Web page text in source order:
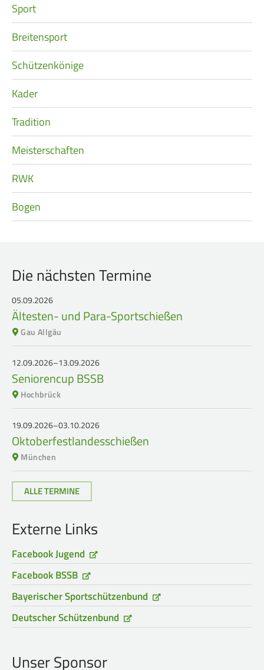
Sport
Breitensport
Schützenkönige
Kader
Tradition
Meisterschaften
RWK
Bogen
Die nächsten Termine
05.09.2026
Ältesten- und Para-Sportschießen
Gau Allgäu
12.09.2026–13.09.2026
Seniorencup BSSB
Hochbrück
19.09.2026–03.10.2026
Oktoberfestlandesschießen
München
ALLE TERMINE
Externe Links
Facebook Jugend
Facebook BSSB
Bayerischer Sportschützenbund
Deutscher Schützenbund
Unser Sponsor